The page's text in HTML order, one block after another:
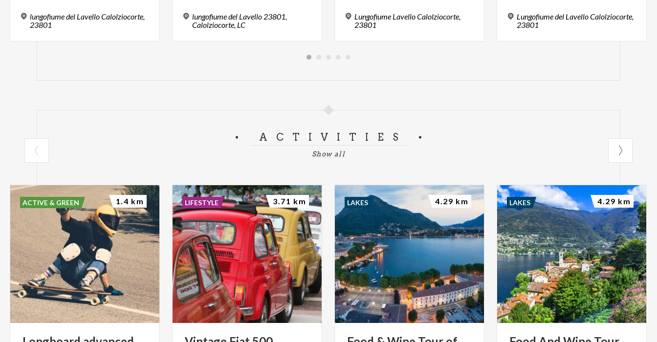
lungofiume del Lavello Calolziocorte,
23801
lungofiume del Lavello 23801,
Calolziocorte, LC
Lungofiume Lavello Calolziocorte,
23801
Lungofiume del Lavello Calolziocorte,
23801
ACTIVITIES
Show all
ACTIVE & GREEN 1.4 km LIFESTYLE 3.71 km LAKES 4.29 km LAKES 4.29 km